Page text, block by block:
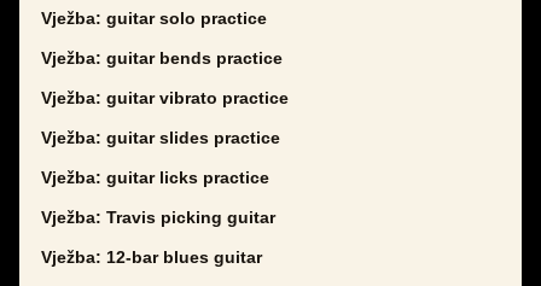
Vježba: guitar solo practice
Vježba: guitar bends practice
Vježba: guitar vibrato practice
Vježba: guitar slides practice
Vježba: guitar licks practice
Vježba: Travis picking guitar
Vježba: 12-bar blues guitar